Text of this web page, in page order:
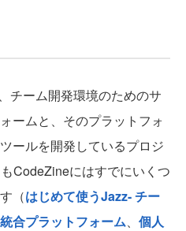
チーム開発環境のためのサ
ームと、そのプラットフォ
ールを開発しているプロジ
CodeZineにはすでにいくつ
（はじめて使うJazz- チー
合プラットフォーム、 個人